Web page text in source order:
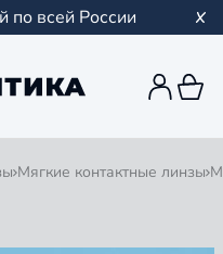
по всей России
Мягкие контактные линзы